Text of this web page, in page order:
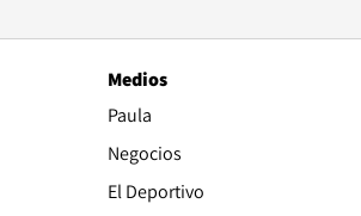
Medios
Paula
Negocios
El Deportivo